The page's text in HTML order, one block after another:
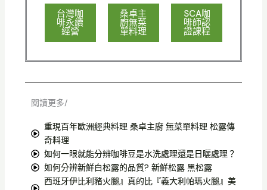
台灣咖
啡永續
經營
桑卓主
廚無菜
單料理
SCA咖
啡師認
證課程
閱讀更多/
重現百年歐洲經典料理 桑卓主廚 無菜單料理 松露傳
奇料理
如何一眼就能分辨咖啡豆是水洗處理還是日曬處理？
如何分辨新鮮白松露的品質? 新鮮松露 黑松露
西班牙伊比利豬火腿』真的比『義大利帕瑪火腿』美